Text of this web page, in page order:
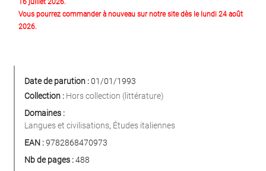
16 juillet 2026.
Vous pourrez commander à nouveau sur notre site dès le lundi 24 août
2026.
Date de parution :01/01/1993
Collection : Hors collection (littérature)
Domaines :
Langues et civilisations, Études italiennes
EAN :9782868470973
Nb de pages :488